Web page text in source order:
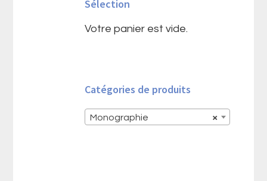
principale
Sélection
Votre panier est vide.
Catégories de produits
×
Monographie